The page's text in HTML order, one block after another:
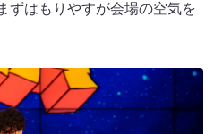
はもりやすが会場の空気を